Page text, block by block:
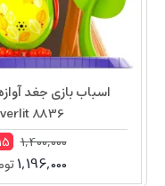
اسباب بازی جغد
8836
1,400,000
1,196,000